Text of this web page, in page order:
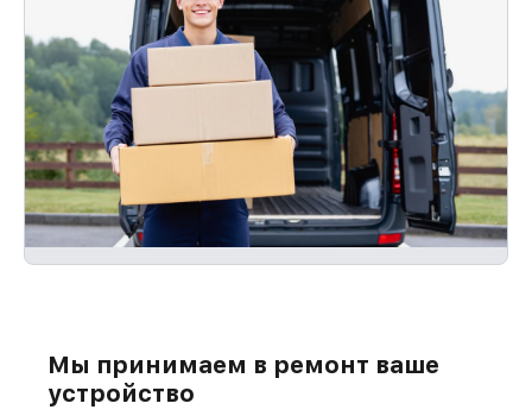
Мы принимаем в ремонт ваше
устройство